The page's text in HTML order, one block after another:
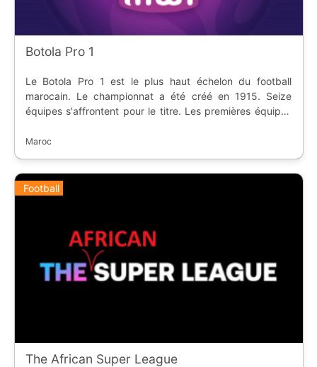
Botola Pro 1
Le Botola Pro 1 est le plus haut échelon du football
marocain. Le championnat a été créé en 1915. Seize
équipes s'affrontent pour le titre. Les premières équipes
Africaine, et les dernières descendent en seconde
Maroc
Football
The African Super League